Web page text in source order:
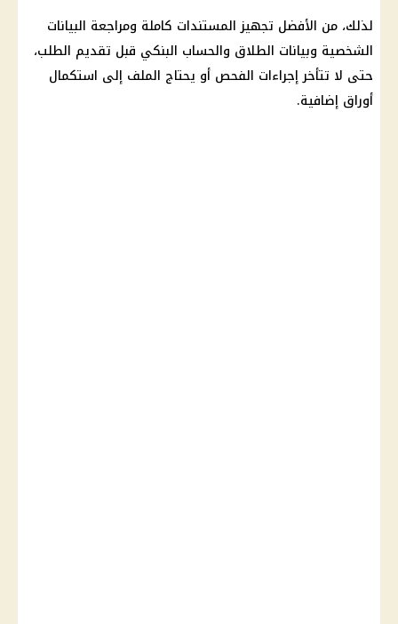
لذلك، من الأفضل تجهيز المستندات كاملة ومراجعة البيانات
الشخصية وبيانات الطلاق والحساب البنكي قبل تقديم الطلب،
حتى لا تتأخر إجراءات الفحص أو يحتاج الملف إلى استكمال
أوراق إضافية.